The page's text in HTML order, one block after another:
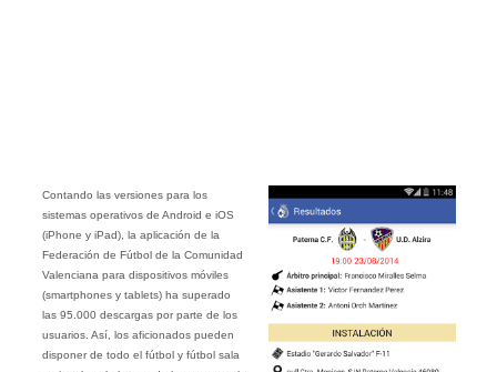
Contando las versiones para los
sistemas operativos de Android e iOS
(iPhone y iPad), la aplicación de la
Federación de Fútbol de la Comunidad
Valenciana para dispositivos móviles
(smartphones y tablets) ha superado
las 95.000 descargas por parte de los
usuarios. Así, los aficionados pueden
disponer de todo el fútbol y fútbol sala